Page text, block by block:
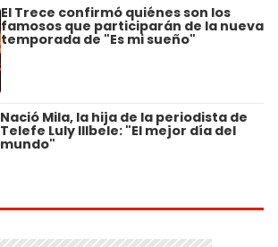
El Trece confirmó quiénes son los
famosos que participarán de la nueva
temporada de "Es mi sueño"
Nació Mila, la hija de la periodista de
Telefe Luly Illbele: "El mejor día del
mundo"